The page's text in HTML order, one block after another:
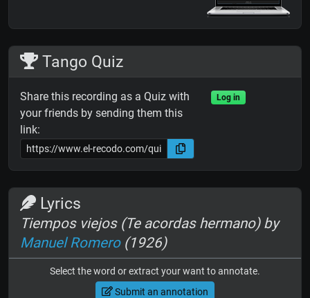
Tango Quiz
Share this recording as a Quiz with
your friends by sending them this
link:
Log in
Lyrics
Tiempos viejos (Te acordas hermano) by
Manuel Romero(1926)
Select the word or extract your want to annotate.
Submit an annotation